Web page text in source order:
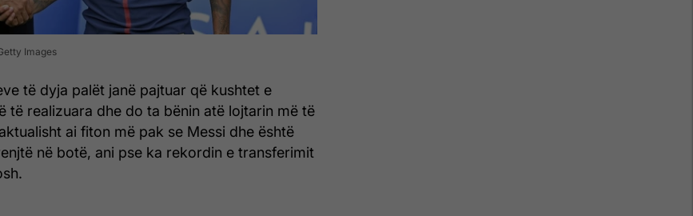
Images
të dyja palët janë pajtuar që kushtet e
të realizuara dhe do ta bënin atë lojtarin më të
ai fiton më pak se Messi dhe është
në botë, ani pse ka rekordin e transferimit